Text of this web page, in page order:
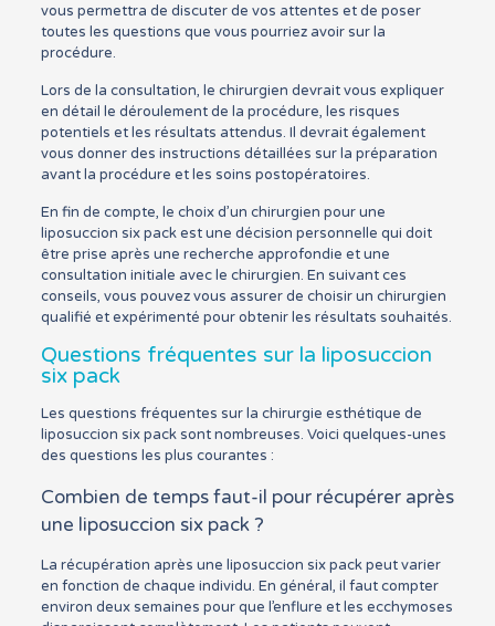
vous permettra de discuter de vos attentes et de poser
toutes les questions que vous pourriez avoir sur la
procédure.
Lors de la consultation, le chirurgien devrait vous expliquer
en détail le déroulement de la procédure, les risques
potentiels et les résultats attendus. Il devrait également
vous donner des instructions détaillées sur la préparation
avant la procédure et les soins postopératoires.
En fin de compte, le choix d’un chirurgien pour une
liposuccion six pack est une décision personnelle qui doit
être prise après une recherche approfondie et une
consultation initiale avec le chirurgien. En suivant ces
conseils, vous pouvez vous assurer de choisir un chirurgien
qualifié et expérimenté pour obtenir les résultats souhaités.
Questions fréquentes sur la liposuccion
six pack
Les questions fréquentes sur la chirurgie esthétique de
liposuccion six pack sont nombreuses. Voici quelques-unes
des questions les plus courantes :
Combien de temps faut-il pour récupérer après
une liposuccion six pack ?
La récupération après une liposuccion six pack peut varier
en fonction de chaque individu. En général, il faut compter
environ deux semaines pour que l’enflure et les ecchymoses